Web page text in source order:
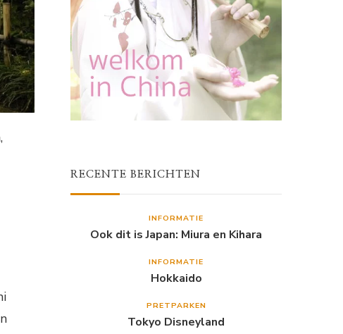
RECENTE BERICHTEN
INFORMATIE
Ook dit is Japan: Miura en Kihara
INFORMATIE
Hokkaido
PRETPARKEN
Tokyo Disneyland